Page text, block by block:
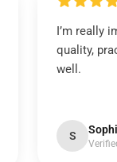
I’m really
quality,
well.
S